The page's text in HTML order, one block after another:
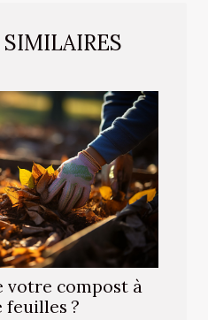
votre compost à
feuilles ?